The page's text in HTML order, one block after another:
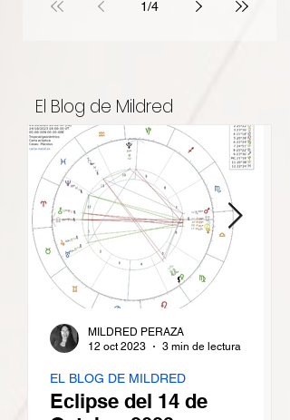
1/4
El Blog de Mildred
Eclipse del 14 de
EL BLOG DE MILDRED
MILDRED PERAZA
12 oct 2023
3 min de lectura